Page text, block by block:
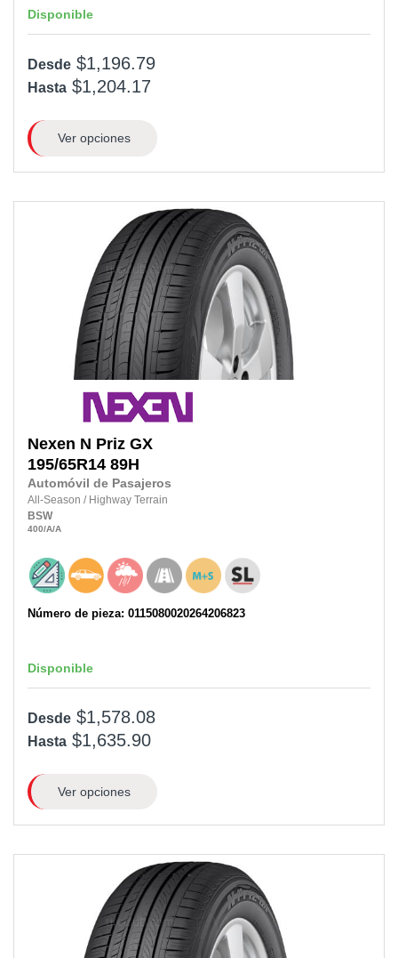
Disponible
Desde $1,196.79
Hasta $1,204.17
Ver opciones
Nexen N Priz GX
195/65R14 89H
Automóvil de Pasajeros
All-Season / Highway Terrain
BSW
400/A/A
Número de pieza: 0115080020264206823
Disponible
Desde $1,578.08
Hasta $1,635.90
Ver opciones